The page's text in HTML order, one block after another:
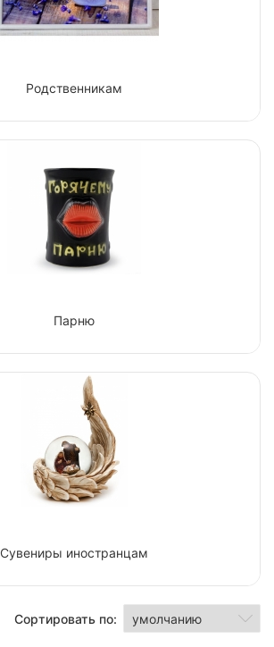
Родственникам
Парню
Сувениры иностранцам
Сортировать по: